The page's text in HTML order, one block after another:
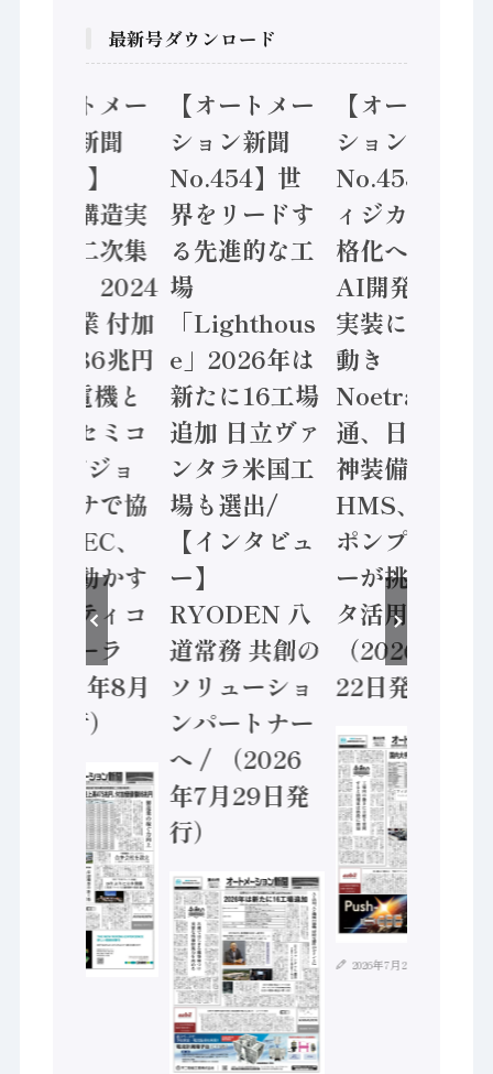
最新号ダウンロード
【オートメー
ション新聞
No.455】
「経済構造実
態調査二次集
計結果」2024
年製造業 付加
価値額86兆円
/ 三菱電機と
ソニーセミコ
ン AIビジョ
ンセンサで協
業 / IDEC、
安全に動かす
セーフティコ
ントローラ
（2026年8月
5日発行）
【オートメー
ション新聞
No.454】世
界をリードす
る先進的な工
場
「Lighthous
e」2026年は
新たに16工場
追加 日立ヴァ
ンタラ米国工
場も選出/
【インタビュ
ー】
RYODEN 八
道常務 共創の
ソリューショ
ンパートナー
へ / （2026
年7月29日発
行）
【オートメー
ション新聞
No.453】フ
ィジカルAI本
格化へ 国産
AI開発や社会
実装に活発な
動き
Noetra、富士
通、日立 / 兵
神装備 ×
HMS、老舗
ポンプメーカ
ーが挑むデー
タ活用 など
（2026年7月
22日発行）
2026年7月21日